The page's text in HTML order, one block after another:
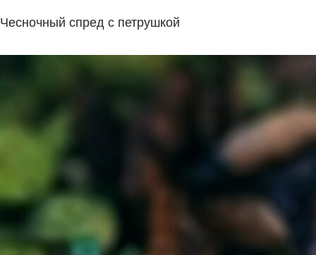
Чесночный спред с петрушкой